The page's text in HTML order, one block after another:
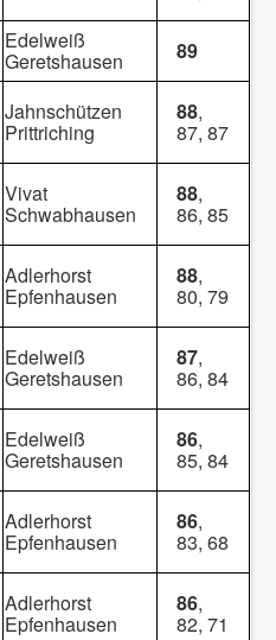
Edelweiß
Geretshausen 89
Jahnschützen
Prittriching
88,
87, 87
Vivat
Schwabhausen
88,
86, 85
Adlerhorst
Epfenhausen
88,
80, 79
Edelweiß
Geretshausen
87,
86, 84
Edelweiß
Geretshausen
86,
85, 84
Adlerhorst
Epfenhausen
86,
83, 68
Adlerhorst
Epfenhausen
86,
82, 71